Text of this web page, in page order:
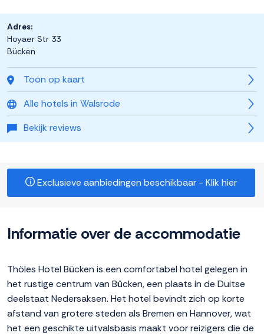
Toon op kaart
Alle hotels in Walsrode
Bekijk reviews
Adres:
Hoyaer Str 33
Bücken
Exclusieve aanbiedingen beschikbaar - Klik hier
Informatie over de accommodatie
Thöles Hotel Bücken is een comfortabel hotel gelegen in
het rustige centrum van Bücken, een plaats in de Duitse
deelstaat Nedersaksen. Het hotel bevindt zich op korte
afstand van grotere steden als Bremen en Hannover, wat
het een geschikte uitvalsbasis maakt voor reizigers die de